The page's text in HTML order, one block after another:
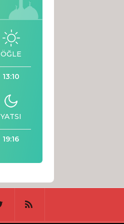
ÖĞLE
13:10
YATSI
19:16